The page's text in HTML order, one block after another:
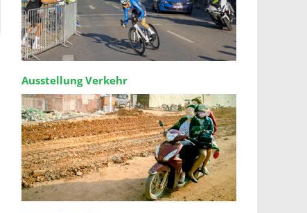
Ausstellung Verkehr